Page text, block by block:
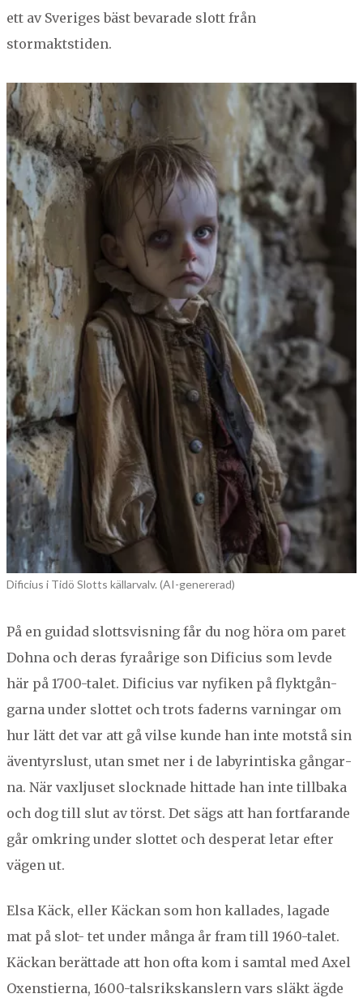
NORBERG
SALA
SURAHAMMAR
VÄSTERÅS
ett av Sveriges bäst beva­rade slott från
stormaktstiden.
Dificius i Tidö Slotts källarvalv. (AI-genererad)
På en guidad slottsvis­ning får du nog höra om paret
Dohna och deras fyraårige son Difi­cius som levde
här på 1700-talet. Difi­cius var nyfiken på fly­k­t­gån­
gar­na under slot­tet och trots faderns varningar om
hur lätt det var att gå vilse kunde han inte mot­stå sin
även­tyrslust, utan smet ner i de labyrin­tiska gån­gar­
na. När vaxljuset slock­nade hit­tade han inte till­ba­ka
och dog till slut av törst. Det sägs att han fort­farande
går omkring under slot­tet och des­per­at letar efter
vägen ut.
Elsa Käck, eller Käck­an som hon kallades, lagade
mat på slot- tet under mån­ga år fram till 1960-talet.
Käck­an berät­tade att hon ofta kom i sam­tal med Axel
Oxen­stier­na, 1600-tal­srik­skanslern vars släkt ägde